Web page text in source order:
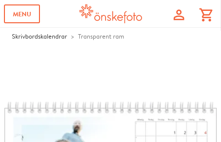
MENU profile shopping_cart
Skrivbordskalendrar Transparent ram